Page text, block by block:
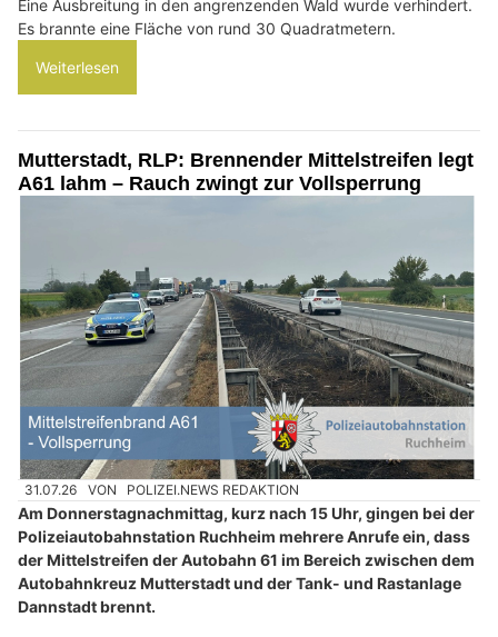
Eine Ausbreitung in den angrenzenden Wald wurde verhindert.
Es brannte eine Fläche von rund 30 Quadratmetern.
Weiterlesen
Mutterstadt, RLP: Brennender Mittelstreifen legt
A61 lahm – Rauch zwingt zur Vollsperrung
31.07.26 VON POLIZEI.NEWS REDAKTION
Am Donnerstagnachmittag, kurz nach 15 Uhr, gingen bei der
Polizeiautobahnstation Ruchheim mehrere Anrufe ein, dass
der Mittelstreifen der Autobahn 61 im Bereich zwischen dem
Autobahnkreuz Mutterstadt und der Tank- und Rastanlage
Dannstadt brennt.